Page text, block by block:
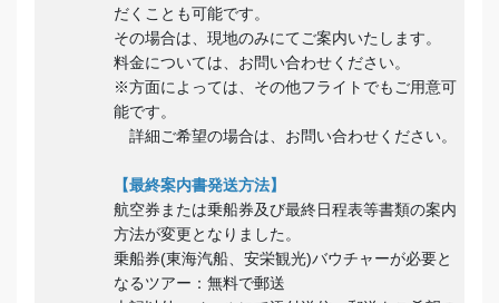
だくことも可能です。
その場合は、現地のみにてご案内いたします。
料金については、お問い合わせください。
※方面によっては、その他フライトでもご用意可
能です。
詳細ご希望の場合は、お問い合わせください。
【最終案内書発送方法】
航空券または乗船券及び最終日程表等書類の案内
方法が変更となりました。
乗船券(東海汽船、安栄観光)バウチャーが必要と
なるツアー：無料で郵送